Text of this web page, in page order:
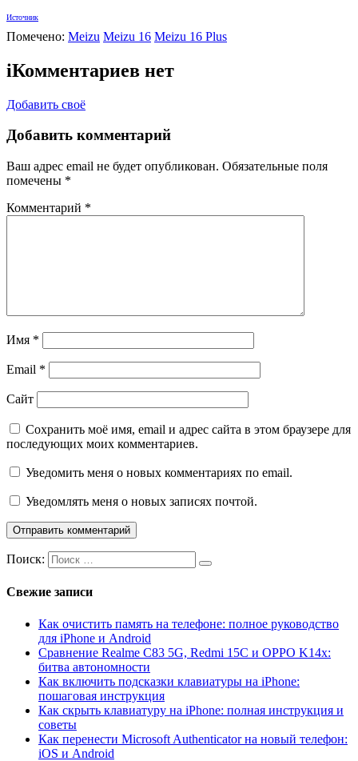
Источник
Помечено: Meizu Meizu 16 Meizu 16 Plus
iКомментариев нет
Добавить своё
Добавить комментарий
Ваш адрес email не будет опубликован. Обязательные поля
помечены *
Комментарий *
Имя *
Email *
Сайт
Сохранить моё имя, email и адрес сайта в этом браузере для
последующих моих комментариев.
Уведомить меня о новых комментариях по email.
Уведомлять меня о новых записях почтой.
Поиск:
Свежие записи
Как очистить память на телефоне: полное руководство
для iPhone и Android
Сравнение Realme C83 5G, Redmi 15C и OPPO K14x:
битва автономности
Как включить подсказки клавиатуры на iPhone:
пошаговая инструкция
Как скрыть клавиатуру на iPhone: полная инструкция и
советы
Как перенести Microsoft Authenticator на новый телефон:
iOS и Android